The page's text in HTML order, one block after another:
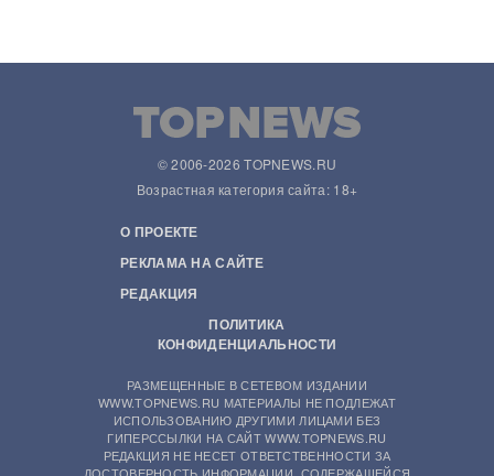
© 2006-2026 TOPNEWS.RU
Возрастная категория сайта: 18+
О ПРОЕКТЕ
РЕКЛАМА НА САЙТЕ
РЕДАКЦИЯ
ПОЛИТИКА
КОНФИДЕНЦИАЛЬНОСТИ
РАЗМЕЩЕННЫЕ В СЕТЕВОМ ИЗДАНИИ
WWW.TOPNEWS.RU МАТЕРИАЛЫ НЕ ПОДЛЕЖАТ
ИСПОЛЬЗОВАНИЮ ДРУГИМИ ЛИЦАМИ БЕЗ
ГИПЕРССЫЛКИ НА САЙТ WWW.TOPNEWS.RU
РЕДАКЦИЯ НЕ НЕСЕТ ОТВЕТСТВЕННОСТИ ЗА
ДОСТОВЕРНОСТЬ ИНФОРМАЦИИ, СОДЕРЖАЩЕЙСЯ